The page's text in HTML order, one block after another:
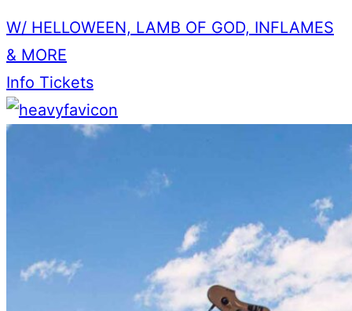
W/ HELLOWEEN, LAMB OF GOD, INFLAMES
& MORE
Info Tickets